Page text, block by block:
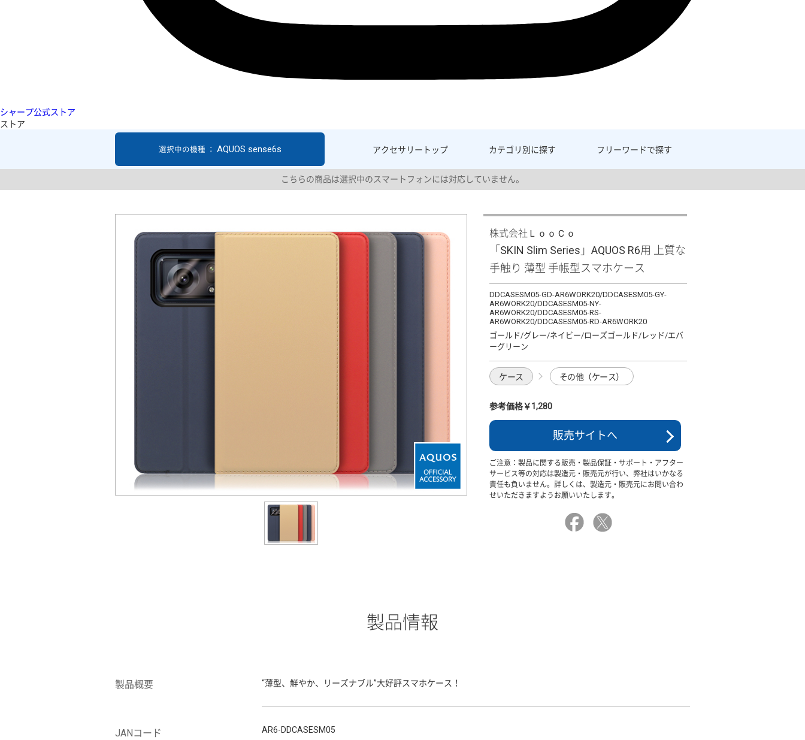
シャープ公式ストア
ストア
アクセサリー トップ カテゴリ別に探す フリーワードで探す
選択中の機種 ： AQUOS sense6s
こちらの商品は選択中のスマートフォンには対応していません。
株式会社ＬｏｏＣｏ
「SKIN Slim Series」AQUOS R6用 上質な
手触り 薄型 手帳型スマホケース
DDCASESM05-GD-AR6WORK20/DDCASESM05-GY-
AR6WORK20/DDCASESM05-NY-
AR6WORK20/DDCASESM05-RS-
AR6WORK20/DDCASESM05-RD-AR6WORK20
ゴールド/グレー/ネイビー/ローズゴールド/レッド/エバ
ーグリーン
ケース その他（ケース）
参考価格￥1,280
販売サイトへ
ご注意：製品に関する販売・製品保証・サポート・アフター
サービス等の対応は製造元・販売元が行い、弊社はいかなる
責任も負いません。詳しくは、製造元・販売元にお問い合わ
せいただきますようお願いいたします。
製品情報
製品概要 “薄型、鮮やか、リーズナブル”大好評スマホケース！
JANコード AR6-DDCASESM05